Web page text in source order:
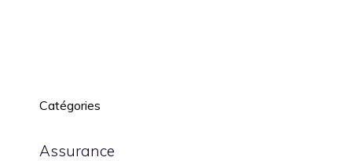
Catégories
Assurance